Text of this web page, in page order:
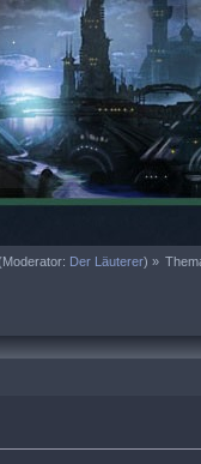
Der Läuterer) »